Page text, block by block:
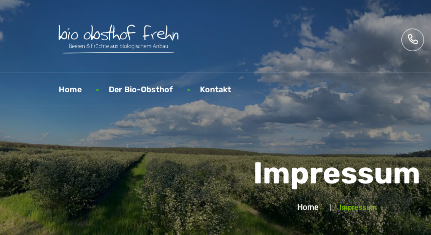
Home Der Bio-Obsthof Kontakt
Impressum
Home Impressum